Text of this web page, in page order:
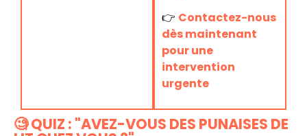
👉 Contactez-nous
dès maintenant
pour une
intervention
urgente
🧐 QUIZ : "AVEZ-VOUS DES PUNAISES DE